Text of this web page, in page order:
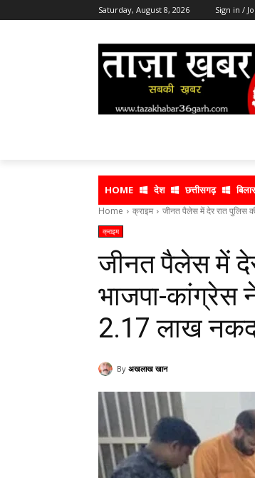
Saturday, August 8, 2026 Sign in /
HOME देश छत्तीसगढ़
Home क्राइम जीनत पैलेस में देर रात पुलिस
क्राइम
जीनत पैलेस में देर
भाजपा-कांग्रेस
2.17 लाख
By अखलाख खान